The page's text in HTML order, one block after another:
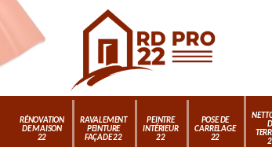
RÉNOVATION
DE MAISON
22
RAVALEMENT
PEINTURE
FAÇADE 22
PEINTRE
INTÉRIEUR
22
POSE DE
CARRELAGE
22